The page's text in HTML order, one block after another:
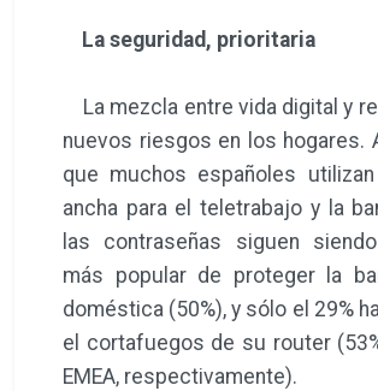
La seguridad, prioritaria
La mezcla entre vida digital y
nuevos riesgos en los hogares.
que muchos españoles
ancha para el teletrabajo y la
las contraseñas siguen
más popular de proteger la
doméstica (50%), y sólo el 29%
el cortafuegos de su router
EMEA, respectivamente).